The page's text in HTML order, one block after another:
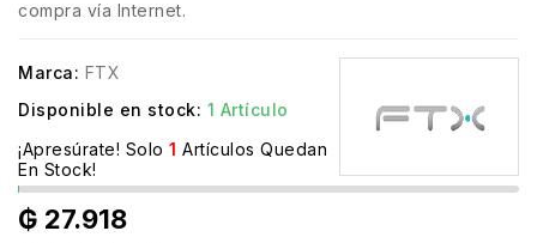
compra vía Internet.
Marca: FTX
Disponible en stock: 1 Artículo
¡Apresúrate! Solo 1 Artículos Quedan
En Stock!
₲ 27.918